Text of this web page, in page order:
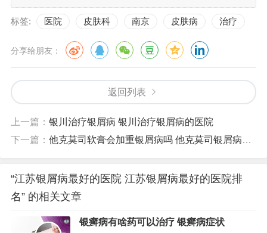
标签: 医院 皮肤科 南京 皮肤病 治疗
分享给朋友：
返回列表
上一篇： 银川治疗银屑病 银川治疗银屑病的医院
下一篇： 他克莫司软膏会加重银屑病吗 他克莫司银屑病擦脸会复发严重吗
“江苏银屑病最好的医院 江苏银屑病最好的医院排
名” 的相关文章
银癣病有啥药可以治疗 银癣病症状